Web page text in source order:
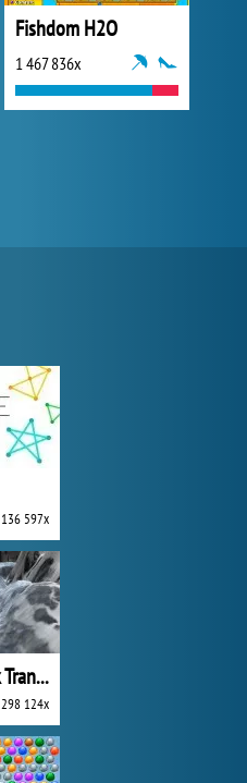
Fishdom H2O
1 467 836x
136 597x
Mountain Truck Transport
298 124x